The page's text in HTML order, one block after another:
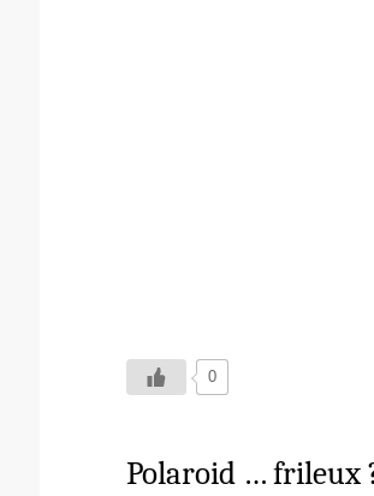
0
Polaroid … frileux